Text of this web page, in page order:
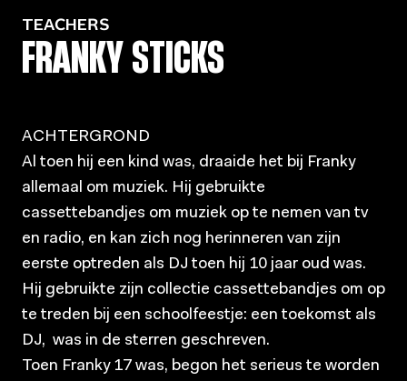
TEACHERS
FRANKY STICKS
ACHTERGROND
Al toen hij een kind was, draaide het bij Franky
allemaal om muziek. Hij gebruikte
cassettebandjes om muziek op te nemen van tv
en radio, en kan zich nog herinneren van zijn
eerste optreden als DJ toen hij 10 jaar oud was.
Hij gebruikte zijn collectie cassettebandjes om op
te treden bij een schoolfeestje: een toekomst als
DJ, was in de sterren geschreven.
Toen Franky 17 was, begon het serieus te worden